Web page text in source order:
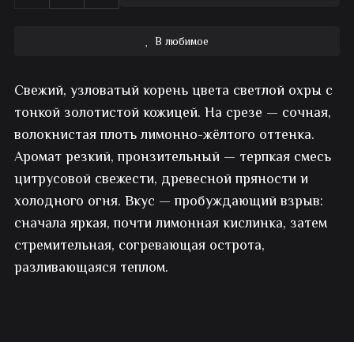
В любимое
Свежий, узловатый корень цвета светлой охры с
тонкой золотистой кожицей. На срезе — сочная,
волокнистая плоть лимонно-жёлтого оттенка.
Аромат резкий, пронзительный — терпкая смесь
цитрусовой свежести, древесной пряности и
холодного огня. Вкус — пробуждающий взрыв:
сначала яркая, почти лимонная кислинка, затем
стремительная, согревающая острота,
разливающаяся теплом.